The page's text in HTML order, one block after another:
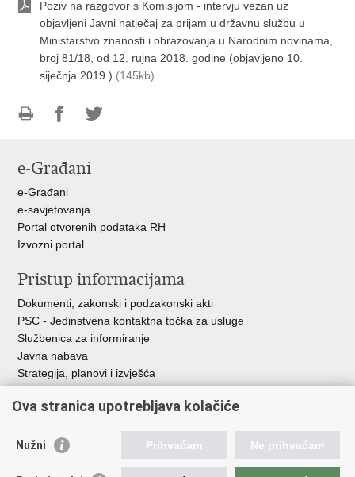
Poziv na razgovor s Komisijom - intervju vezan uz
objavljeni Javni natječaj za prijam u državnu službu u
Ministarstvo znanosti i obrazovanja u Narodnim novinama,
broj 81/18, od 12. rujna 2018. godine (objavljeno 10.
siječnja 2019.) (145kb)
FacebookuTwitteru
e-Građani
e-Građani
e-savjetovanja
Portal otvorenih podataka RH
Izvozni portal
Pristup informacijama
Dokumenti, zakonski i podzakonski akti
PSC - Jedinstvena kontaktna točka za usluge
Službenica za informiranje
Javna nabava
Strategija, planovi i izvješća
Korisne poveznice
Ova stranica upotrebljava kolačiće
Nužni Prihvaćam Ne prihvaćam